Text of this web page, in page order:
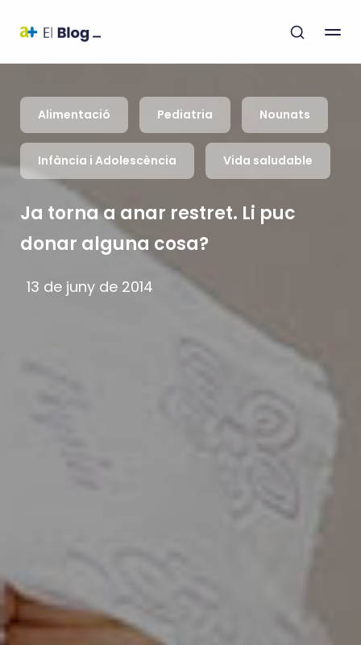
Alimentació Pediatria Nounats
Infància i Adolescència Vida saludable
Ja torna a anar restret. Li puc
donar alguna cosa?
13 de juny de 2014